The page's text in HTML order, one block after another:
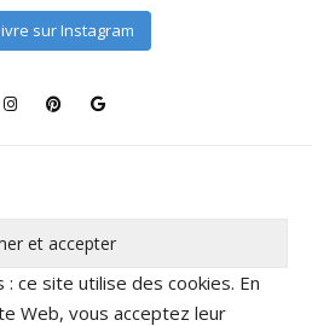
sur Instagram
ce site utilise des cookies. En
Web, vous acceptez leur